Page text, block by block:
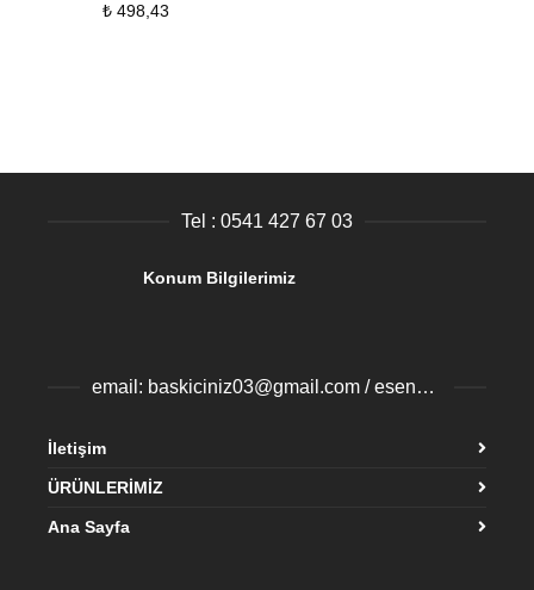
₺498,43
Tel : 0541 427 67 03
Konum Bilgilerimiz
email: baskiciniz03@gmail.com / esenyurtbaski@gmail.com
İletişim
ÜRÜNLERİMİZ
Ana Sayfa